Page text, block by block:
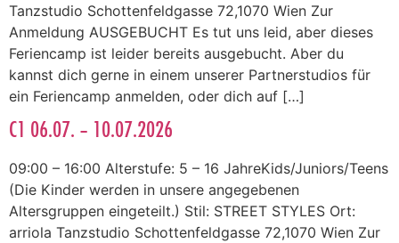
Tanzstudio Schottenfeldgasse 72,1070 Wien Zur
Anmeldung AUSGEBUCHT Es tut uns leid, aber dieses
Feriencamp ist leider bereits ausgebucht. Aber du
kannst dich gerne in einem unserer Partnerstudios für
ein Feriencamp anmelden, oder dich auf […]
C1 06.07. – 10.07.2026
09:00 – 16:00 Alterstufe: 5 – 16 JahreKids/Juniors/Teens
(Die Kinder werden in unsere angegebenen
Altersgruppen eingeteilt.) Stil: STREET STYLES Ort:
arriola Tanzstudio Schottenfeldgasse 72,1070 Wien Zur